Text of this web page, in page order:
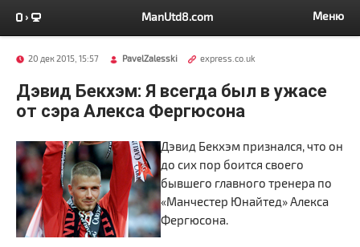
ManUtd8.com Меню
20 дек 2015, 15:57 PavelZalesski express.co.uk
Дэвид Бекхэм: Я всегда был в ужасе
от сэра Алекса Фергюсона
Дэвид Бекхэм признался, что он
до сих пор боится своего
бывшего главного тренера по
«Манчестер Юнайтед» Алекса
Фергюсона.